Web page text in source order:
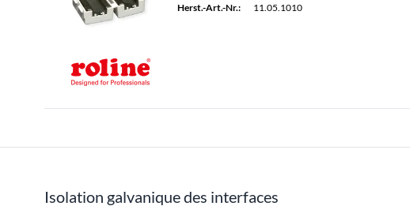
Herst.-Art.-Nr.:
11.05.1010
Isolation galvanique des interfaces